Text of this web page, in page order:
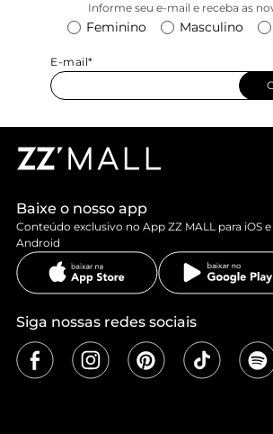
Informe seu e-mail e receba as
Feminino Masculino
E-mail*
Baixe o nosso app
Conteúdo exclusivo no App ZZ MALL para iOS e
Android
Siga nossas redes sociais